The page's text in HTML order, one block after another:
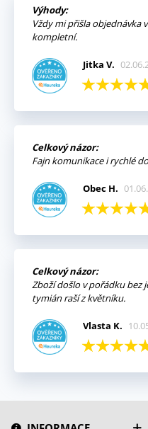
Výhody:
Vždy mi přišla objednávka
kompletní.
Jitka V.
Celkový názor:
Fajn komunikace i rychlé
Obec H.
Celkový názor:
Zboží došlo v pořádku bez
tymián raší z květníku.
Vlasta K.